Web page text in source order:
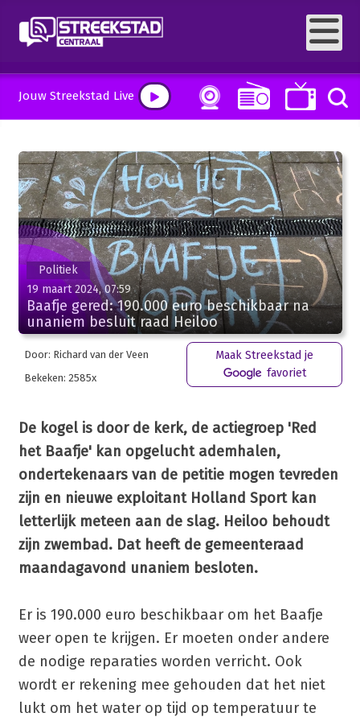
Jouw Streekstad Live
Politiek
19 maart 2024, 07:59
Baafje gered: 190.000 euro beschikbaar na
unaniem besluit raad Heiloo
Door: Richard van der Veen
Bekeken: 2585x
Maak Streekstad je
favoriet
De kogel is door de kerk, de actiegroep 'Red
het Baafje' kan opgelucht ademhalen,
ondertekenaars van de petitie mogen tevreden
zijn en nieuwe exploitant Holland Sport kan
letterlijk meteen aan de slag. Heiloo behoudt
zijn zwembad. Dat heeft de gemeenteraad
maandagavond unaniem besloten.
Er is 190.000 euro beschikbaar om het Baafje
weer open te krijgen. Er moeten onder andere
de nodige reparaties worden verricht. Ook
wordt er rekening mee gehouden dat het niet
lukt om het water op tijd op temperatuur te